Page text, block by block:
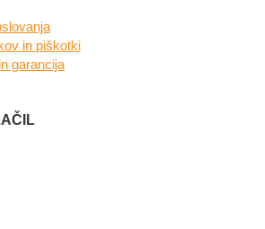
in piškotki
garancija